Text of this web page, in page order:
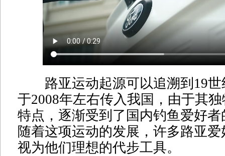
路亚运动起源可以追溯到19世
于2008年左右传入我国，由于其
特点，逐渐受到了国内钓鱼爱好
随着这项运动的发展，许多路亚
视为他们理想的代步工具。